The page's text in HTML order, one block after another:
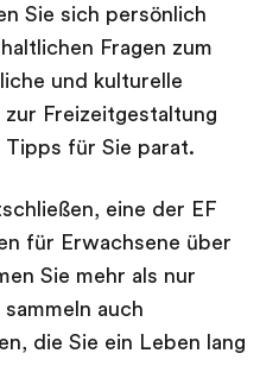
Sie sich persönlich
Fragen zum
und kulturelle
Freizeitgestaltung
Tipps für Sie parat.
eine der EF
für Erwachsene über
Sie mehr als nur
auch
die Sie ein Leben lang